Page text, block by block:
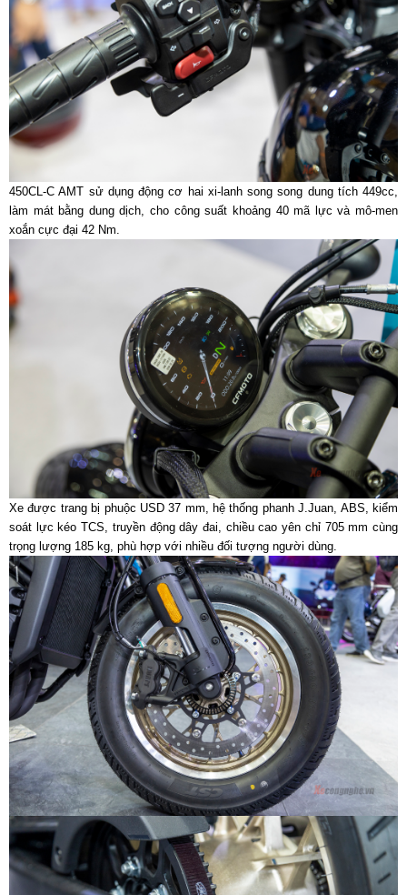
450CL-C AMT sử dụng động cơ hai xi-lanh song song dung tích 449cc,
làm mát bằng dung dịch, cho công suất khoảng 40 mã lực và mô-men
xoắn cực đại 42 Nm.
Xe được trang bị phuộc USD 37 mm, hệ thống phanh J.Juan, ABS, kiểm
soát lực kéo TCS, truyền động dây đai, chiều cao yên chỉ 705 mm cùng
trọng lượng 185 kg, phù hợp với nhiều đối tượng người dùng.